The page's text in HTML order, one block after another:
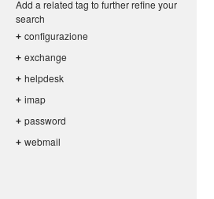
Add a related tag to further refine your
search
+ configurazione
+ exchange
+ helpdesk
+ imap
+ password
+ webmail